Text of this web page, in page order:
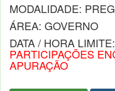
MODALIDADE:
ÁREA: GOVERNO
DATA / HORA
PARTICIPAÇÕES
APURAÇÃO